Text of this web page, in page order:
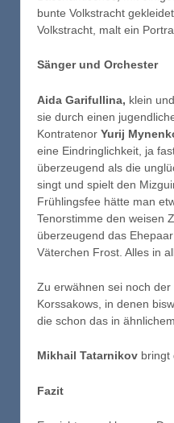
bunte Volkstracht
Volkstracht, malt ein
Sänger und Orchester
Aida Garifullina, klein
sie durch einen
Kontratenor Yurij
eine Eindringlichkeit, ja
überzeugend als die
singt und spielt den
Frühlingsfee hätte man
Tenorstimme den weisen
überzeugend das
Väterchen Frost. Alles in
Zu erwähnen sei noch
Korssakows, in denen
die schon das in
Mikhail Tatarnikov bringt
Fazit